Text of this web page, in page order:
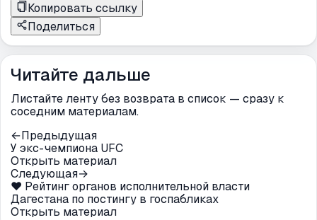
Копировать ссылку
Поделиться
Читайте дальше
Листайте ленту без возврата в список — сразу к
соседним материалам.
←Предыдущая
У экс-чемпиона UFC
Открыть материал
Следующая→
❤️ Рейтинг органов исполнительной власти
Дагестана по постингу в госпабликах
Открыть материал